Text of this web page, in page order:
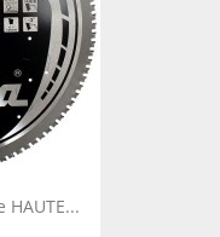
HAUTE...